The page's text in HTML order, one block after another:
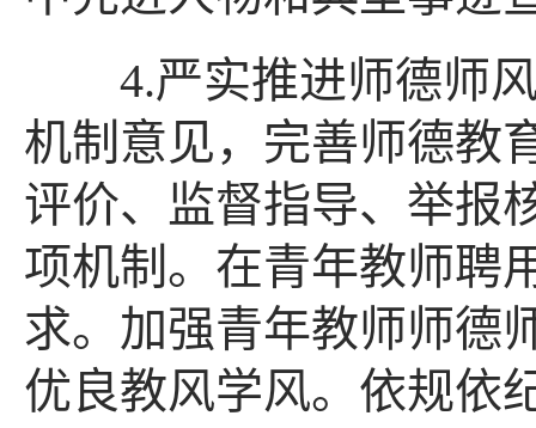
4.严实推进师德师风
机制意见，完善师德教
评价、监督指导、举报
项机制。在青年教师聘
求。加强青年教师师德
优良教风学风。依规依